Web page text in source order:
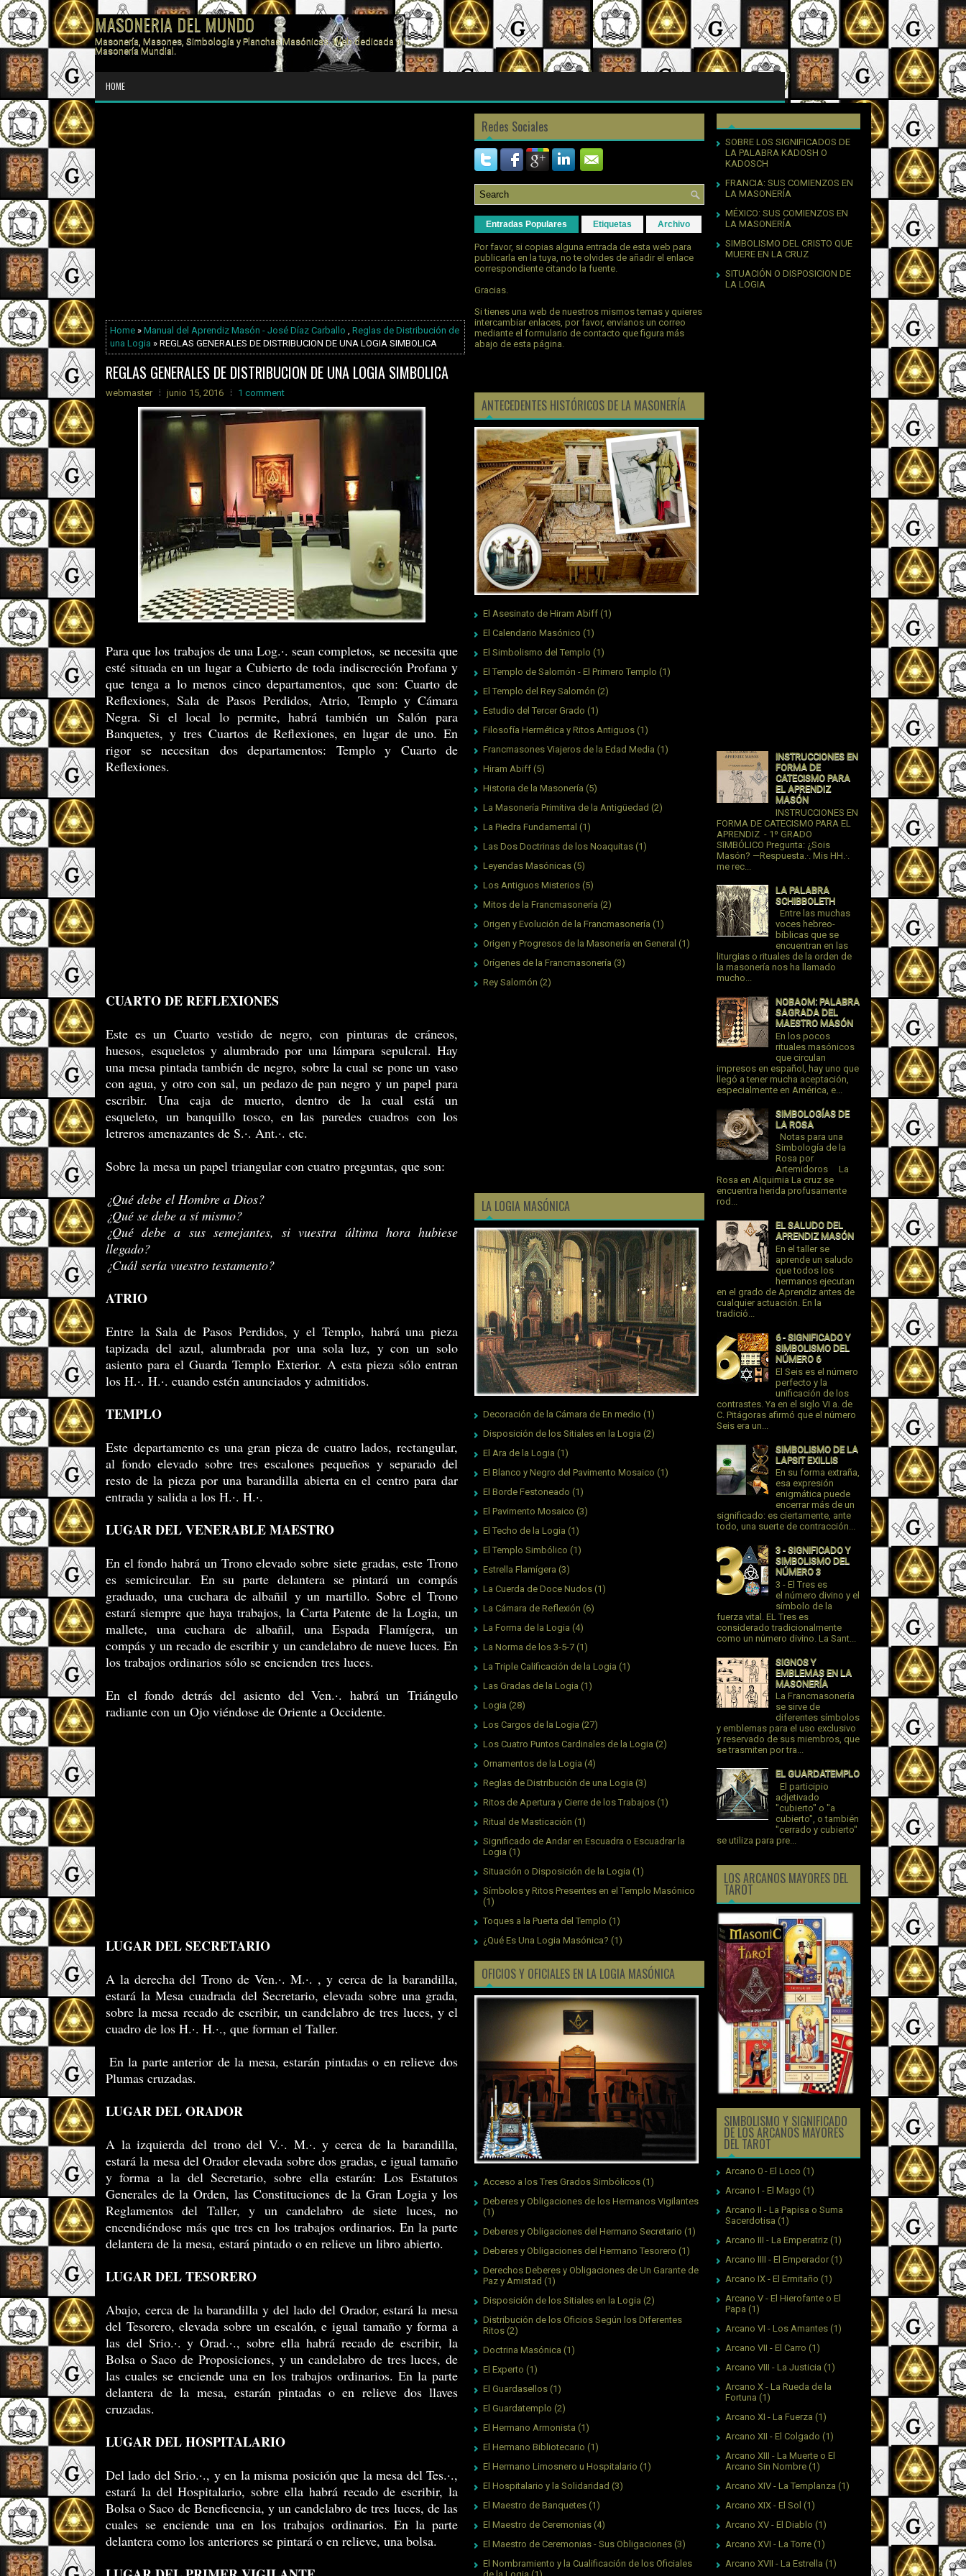
MASONERIA DEL MUNDO
Masonería, Masones, Simbología y Planchas Masónicas. Web dedicada a la
Masonería Mundial.
HOME
Home » Manual del Aprendiz Masón - José Díaz Carballo , Reglas de Distribución de
una Logia » REGLAS GENERALES DE DISTRIBUCION DE UNA LOGIA SIMBOLICA
REGLAS GENERALES DE DISTRIBUCION DE UNA LOGIA SIMBOLICA
webmaster junio 15, 2016 1 comment
Para que los trabajos de una Log.·. sean completos, se necesita que
esté situada en un lugar a Cubierto de toda indiscreción Profana y
que tenga a lo menos cinco departamentos, que son: Cuarto de
Reflexiones, Sala de Pasos Perdidos, Atrio, Templo y Cámara
Negra. Si el local lo permite, habrá también un Salón para
Banquetes, y tres Cuartos de Reflexiones, en lugar de uno. En
rigor se necesitan dos departamentos: Templo y Cuarto de
Reflexiones.
CUARTO DE REFLEXIONES
Este es un Cuarto vestido de negro, con pinturas de cráneos,
huesos, esqueletos y alumbrado por una lámpara sepulcral. Hay
una mesa pintada también de negro, sobre la cual se pone un vaso
con agua, y otro con sal, un pedazo de pan negro y un papel para
escribir. Una caja de muerto, dentro de la cual está un
esqueleto, un banquillo tosco, en las paredes cuadros con los
letreros amenazantes de S.·. Ant.·. etc.
Sobre la mesa un papel triangular con cuatro preguntas, que son:
¿Qué debe el Hombre a Dios?
¿Qué se debe a sí mismo?
¿Qué debe a sus semejantes, si vuestra última hora hubiese
llegado?
¿Cuál sería vuestro testamento?
ATRIO
Entre la Sala de Pasos Perdidos, y el Templo, habrá una pieza
tapizada del azul, alumbrada por una sola luz, y con un solo
asiento para el Guarda Templo Exterior. A esta pieza sólo entran
los H.·. H.·. cuando estén anunciados y admitidos.
TEMPLO
Este departamento es una gran pieza de cuatro lados, rectangular,
al fondo elevado sobre tres escalones pequeños y separado del
resto de la pieza por una barandilla abierta en el centro para dar
entrada y salida a los H.·. H.·.
LUGAR DEL VENERABLE MAESTRO
En el fondo habrá un Trono elevado sobre siete gradas, este Trono
es semicircular. En su parte delantera se pintará un compás
graduado, una cuchara de albañil y un martillo. Sobre el Trono
estará siempre que haya trabajos, la Carta Patente de la Logia, un
mallete, una cuchara de albañil, una Espada Flamígera, un
compás y un recado de escribir y un candelabro de nueve luces. En
los trabajos ordinarios sólo se encienden tres luces.
En el fondo detrás del asiento del Ven.·. habrá un Triángulo
radiante con un Ojo viéndose de Oriente a Occidente.
LUGAR DEL SECRETARIO
A la derecha del Trono de Ven.·. M.·. , y cerca de la barandilla,
estará la Mesa cuadrada del Secretario, elevada sobre una grada,
sobre la mesa recado de escribir, un candelabro de tres luces, y el
cuadro de los H.·. H.·., que forman el Taller.
En la parte anterior de la mesa, estarán pintadas o en relieve dos
Plumas cruzadas.
LUGAR DEL ORADOR
A la izquierda del trono del V.·. M.·. y cerca de la barandilla,
estará la mesa del Orador elevada sobre dos gradas, e igual tamaño
y forma a la del Secretario, sobre ella estarán: Los Estatutos
Generales de la Orden, las Constituciones de la Gran Logia y los
Reglamentos del Taller, y un candelabro de siete luces, no
encendiéndose más que tres en los trabajos ordinarios. En la parte
delantera de la mesa, estará pintado o en relieve un libro abierto.
LUGAR DEL TESORERO
Abajo, cerca de la barandilla y del lado del Orador, estará la mesa
del Tesorero, elevada sobre un escalón, e igual tamaño y forma a
las del Srio.·. y Orad.·., sobre ella habrá recado de escribir, la
Bolsa o Saco de Proposiciones, y un candelabro de tres luces, de
las cuales se enciende una en los trabajos ordinarios. En la parte
delantera de la mesa, estarán pintadas o en relieve dos llaves
cruzadas.
LUGAR DEL HOSPITALARIO
Del lado del Srio.·., y en la misma posición que la mesa del Tes.·.,
estará la del Hospitalario, sobre ella habrá recado de escribir, la
Bolsa o Saco de Beneficencia, y un candelabro de tres luces, de las
cuales se enciende una en los trabajos ordinarios. En la parte
delantera como los anteriores se pintará o en relieve, una bolsa.
Redes Sociales
Entradas Populares Etiquetas Archivo
Por favor, si copias alguna entrada de esta web para
publicarla en la tuya, no te olvides de añadir el enlace
correspondiente citando la fuente.
Gracias.
Si tienes una web de nuestros mismos temas y quieres
intercambiar enlaces, por favor, envíanos un correo
mediante el formulario de contacto que figura más
abajo de esta página.
ANTECEDENTES HISTÓRICOS DE LA MASONERÍA
El Asesinato de Hiram Abiff (1)
El Calendario Masónico (1)
El Simbolismo del Templo (1)
El Templo de Salomón - El Primero Templo (1)
El Templo del Rey Salomón (2)
Estudio del Tercer Grado (1)
Filosofía Hermética y Ritos Antiguos (1)
Francmasones Viajeros de la Edad Media (1)
Hiram Abiff (5)
Historia de la Masonería (5)
La Masonería Primitiva de la Antigüedad (2)
La Piedra Fundamental (1)
Las Dos Doctrinas de los Noaquitas (1)
Leyendas Masónicas (5)
Los Antiguos Misterios (5)
Mitos de la Francmasonería (2)
Origen y Evolución de la Francmasonería (1)
Origen y Progresos de la Masonería en General (1)
Orígenes de la Francmasonería (3)
Rey Salomón (2)
LA LOGIA MASÓNICA
Decoración de la Cámara de En medio (1)
Disposición de los Sitiales en la Logia (2)
El Ara de la Logia (1)
El Blanco y Negro del Pavimento Mosaico (1)
El Borde Festoneado (1)
El Pavimento Mosaico (3)
El Techo de la Logia (1)
El Templo Simbólico (1)
Estrella Flamígera (3)
La Cuerda de Doce Nudos (1)
La Cámara de Reflexión (6)
La Forma de la Logia (4)
La Norma de los 3-5-7 (1)
La Triple Calificación de la Logia (1)
Las Gradas de la Logia (1)
Logia (28)
Los Cargos de la Logia (27)
Los Cuatro Puntos Cardinales de la Logia (2)
Ornamentos de la Logia (4)
Reglas de Distribución de una Logia (3)
Ritos de Apertura y Cierre de los Trabajos (1)
Ritual de Masticación (1)
Significado de Andar en Escuadra o Escuadrar la
Logia (1)
Situación o Disposición de la Logia (1)
Símbolos y Ritos Presentes en el Templo Masónico
(1)
Toques a la Puerta del Templo (1)
¿Qué Es Una Logia Masónica? (1)
OFICIOS Y OFICIALES EN LA LOGIA MASÓNICA
Acceso a los Tres Grados Simbólicos (1)
Deberes y Obligaciones de los Hermanos Vigilantes
(1)
Deberes y Obligaciones del Hermano Secretario (1)
Deberes y Obligaciones del Hermano Tesorero (1)
Derechos Deberes y Obligaciones de Un Garante de
Paz y Amistad (1)
Disposición de los Sitiales en la Logia (2)
Distribución de los Oficios Según los Diferentes
Ritos (2)
Doctrina Masónica (1)
El Experto (1)
El Guardasellos (1)
El Guardatemplo (2)
El Hermano Armonista (1)
El Hermano Bibliotecario (1)
El Hermano Limosnero u Hospitalario (1)
El Hospitalario y la Solidaridad (3)
El Maestro de Banquetes (1)
El Maestro de Ceremonias (4)
El Maestro de Ceremonias - Sus Obligaciones (3)
El Nombramiento y la Cualificación de los Oficiales
SOBRE LOS SIGNIFICADOS DE
LA PALABRA KADOSH O
KADOSCH
FRANCIA: SUS COMIENZOS EN
LA MASONERÍA
MÉXICO: SUS COMIENZOS EN
LA MASONERÍA
SIMBOLISMO DEL CRISTO QUE
MUERE EN LA CRUZ
SITUACIÓN O DISPOSICION DE
LA LOGIA
INSTRUCCIONES EN
FORMA DE
CATECISMO PARA
EL APRENDIZ
MASÓN
INSTRUCCIONES EN
FORMA DE CATECISMO PARA EL
APRENDIZ - 1º GRADO
SIMBÓLICO Pregunta: ¿Sois
Masón? —Respuesta.·. Mis HH.·.
me rec...
LA PALABRA
SCHIBBOLETH
Entre las muchas
voces hebreo-
bíblicas que se
encuentran en las
liturgias o rituales de la orden de
la masonería nos ha llamado
mucho...
NOBAOM: PALABRA
SAGRADA DEL
MAESTRO MASÓN
En los pocos
rituales masónicos
que circulan
impresos en español, hay uno que
llegó a tener mucha aceptación,
especialmente en América, e...
SIMBOLOGÍAS DE
LA ROSA
Notas para una
Simbología de la
Rosa por
Artemidoros La
Rosa en Alquimia La cruz se
encuentra herida profusamente
rod...
EL SALUDO DEL
APRENDIZ MASÓN
En el taller se
aprende un saludo
que todos los
hermanos ejecutan
en el grado de Aprendiz antes de
cualquier actuación. En la
tradició...
6 - SIGNIFICADO Y
SIMBOLISMO DEL
NÚMERO 6
El Seis es el número
perfecto y la
unificación de los
contrastes. Ya en el siglo VI a. de
C. Pitágoras afirmó que el número
Seis era un...
SIMBOLISMO DE LA
LAPSIT EXILLIS
En su forma extraña,
esa expresión
enigmática puede
encerrar más de un
significado: es ciertamente, ante
todo, una suerte de contracción...
3 - SIGNIFICADO Y
SIMBOLISMO DEL
NÚMERO 3
3 - El Tres es
el número divino y el
símbolo de la
fuerza vital. EL Tres es
considerado tradicionalmente
como un número divino. La Sant...
SIGNOS Y
EMBLEMAS EN LA
MASONERÍA
La Francmasonería
se sirve de
diferentes símbolos
y emblemas para el uso exclusivo
y reservado de sus miembros, que
se trasmiten por tra...
EL GUARDATEMPLO
El participio
adjetivado
"cubierto" o "a
cubierto", o también
"cerrado y cubierto"
se utiliza para pre...
LOS ARCANOS MAYORES DEL
TAROT
SIMBOLISMO Y SIGNIFICADO
DE LOS ARCANOS MAYORES
DEL TAROT
Arcano 0 - El Loco (1)
Arcano I - El Mago (1)
Arcano II - La Papisa o Suma
Sacerdotisa (1)
Arcano III - La Emperatriz (1)
Arcano IIII - El Emperador (1)
Arcano IX - El Ermitaño (1)
Arcano V - El Hierofante o El
Papa (1)
Arcano VI - Los Amantes (1)
Arcano VII - El Carro (1)
Arcano VIII - La Justicia (1)
Arcano X - La Rueda de la
Fortuna (1)
Arcano XI - La Fuerza (1)
Arcano XII - El Colgado (1)
Arcano XIII - La Muerte o El
Arcano Sin Nombre (1)
Arcano XIV - La Templanza (1)
Arcano XIX - El Sol (1)
Arcano XV - El Diablo (1)
Arcano XVI - La Torre (1)
Arcano XVII - La Estrella (1)